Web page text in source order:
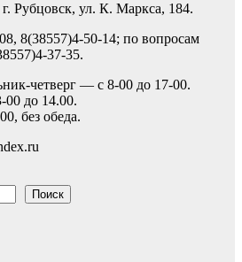
Рубцовск, ул. К. Маркса, 184.
8(38557)4-50-14; по вопросам
37-35.
четверг — с 8-00 до 17-00.
до 14.00.
без обеда.
Поиск